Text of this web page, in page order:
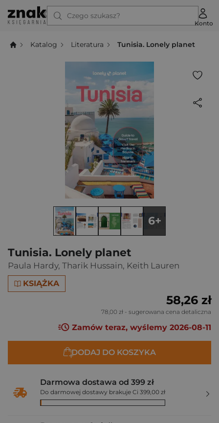
Czego szukasz?
Konto
Katalog Literatura Tunisia. Lonely planet
Tunisia. Lonely planet
Paula Hardy, Tharik Hussain, Keith Lauren
KSIĄŻKA
6+
58,26 zł
78,00 zł - sugerowana cena detaliczna
Zamów teraz, wyślemy 2026-08-11
DODAJ DO KOSZYKA
Darmowa dostawa od 399 zł
Do darmowej dostawy brakuje Ci 399,00 zł